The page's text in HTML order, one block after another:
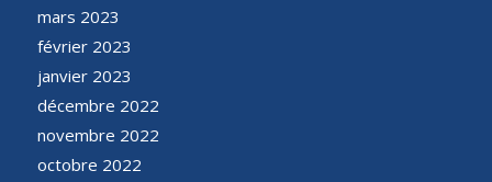
mars 2023
février 2023
janvier 2023
décembre 2022
novembre 2022
octobre 2022